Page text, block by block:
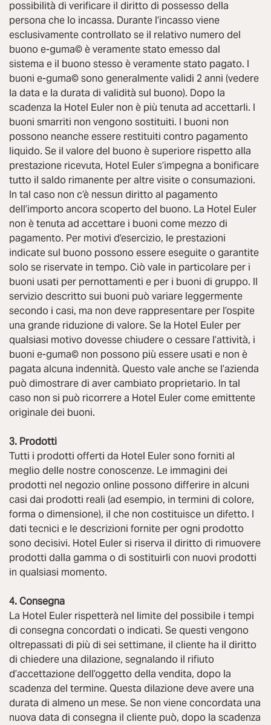
possibilità di verificare il diritto di possesso della
persona che lo incassa. Durante l’incasso viene
esclusivamente controllato se il relativo numero del
buono e-guma© è veramente stato emesso dal
sistema e il buono stesso è veramente stato pagato. I
buoni e-guma© sono generalmente validi 2 anni (vedere
la data e la durata di validità sul buono). Dopo la
scadenza la Hotel Euler non è più tenuta ad accettarli. I
buoni smarriti non vengono sostituiti. I buoni non
possono neanche essere restituiti contro pagamento
liquido. Se il valore del buono è superiore rispetto alla
prestazione ricevuta, Hotel Euler s’impegna a bonificare
tutto il saldo rimanente per altre visite o consumazioni.
In tal caso non c’è nessun diritto al pagamento
dell’importo ancora scoperto del buono. La Hotel Euler
non è tenuta ad accettare i buoni come mezzo di
pagamento. Per motivi d’esercizio, le prestazioni
indicate sul buono possono essere eseguite o garantite
solo se riservate in tempo. Ciò vale in particolare per i
buoni usati per pernottamenti e per i buoni di gruppo. Il
servizio descritto sui buoni può variare leggermente
secondo i casi, ma non deve rappresentare per l’ospite
una grande riduzione di valore. Se la Hotel Euler per
qualsiasi motivo dovesse chiudere o cessare l’attività, i
buoni e-guma© non possono più essere usati e non è
pagata alcuna indennità. Questo vale anche se l’azienda
può dimostrare di aver cambiato proprietario. In tal
caso non si può ricorrere a Hotel Euler come emittente
originale dei buoni.
3. Prodotti
Tutti i prodotti offerti da Hotel Euler sono forniti al
meglio delle nostre conoscenze. Le immagini dei
prodotti nel negozio online possono differire in alcuni
casi dai prodotti reali (ad esempio, in termini di colore,
forma o dimensione), il che non costituisce un difetto. I
dati tecnici e le descrizioni fornite per ogni prodotto
sono decisivi. Hotel Euler si riserva il diritto di rimuovere
prodotti dalla gamma o di sostituirli con nuovi prodotti
in qualsiasi momento.
4. Consegna
La Hotel Euler rispetterà nel limite del possibile i tempi
di consegna concordati o indicati. Se questi vengono
oltrepassati di più di sei settimane, il cliente ha il diritto
di chiedere una dilazione, segnalando il rifiuto
d’accettazione dell’oggetto della vendita, dopo la
scadenza del termine. Questa dilazione deve avere una
durata di almeno un mese. Se non viene concordata una
nuova data di consegna il cliente può, dopo la scadenza